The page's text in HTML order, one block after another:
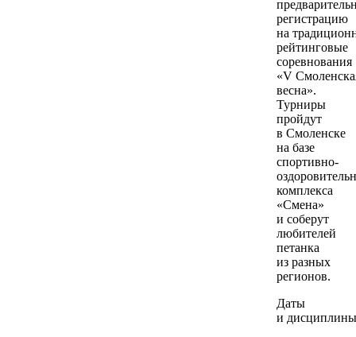
регистрацию
на
рейтинговые
соревнования
«V
весна».
Турниры
пройдут
в Смоленске
на базе
спортивно-
комплекса
«Смена»
и соберут
любителей
петанка
из разных
регионов.
Даты
и